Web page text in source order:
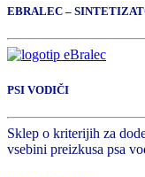
EBRALEC –
PSI VODIČI
Sklep o kriterijih za
vsebini preizkusa psa